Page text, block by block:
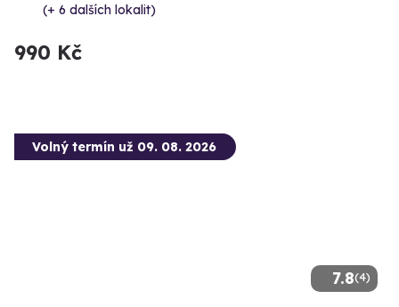
(+ 6 dalších lokalit)
990 Kč
7.8(4)
Volný termín už 09. 08. 2026